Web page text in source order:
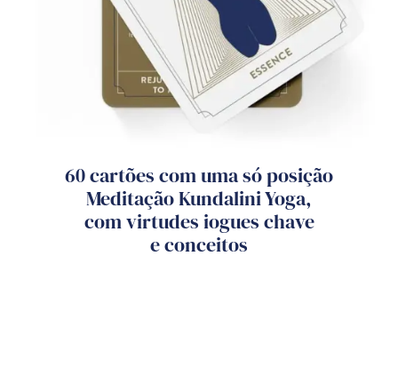
60 cartões com uma só posição
Meditação Kundalini Yoga,
com virtudes iogues chave
e conceitos